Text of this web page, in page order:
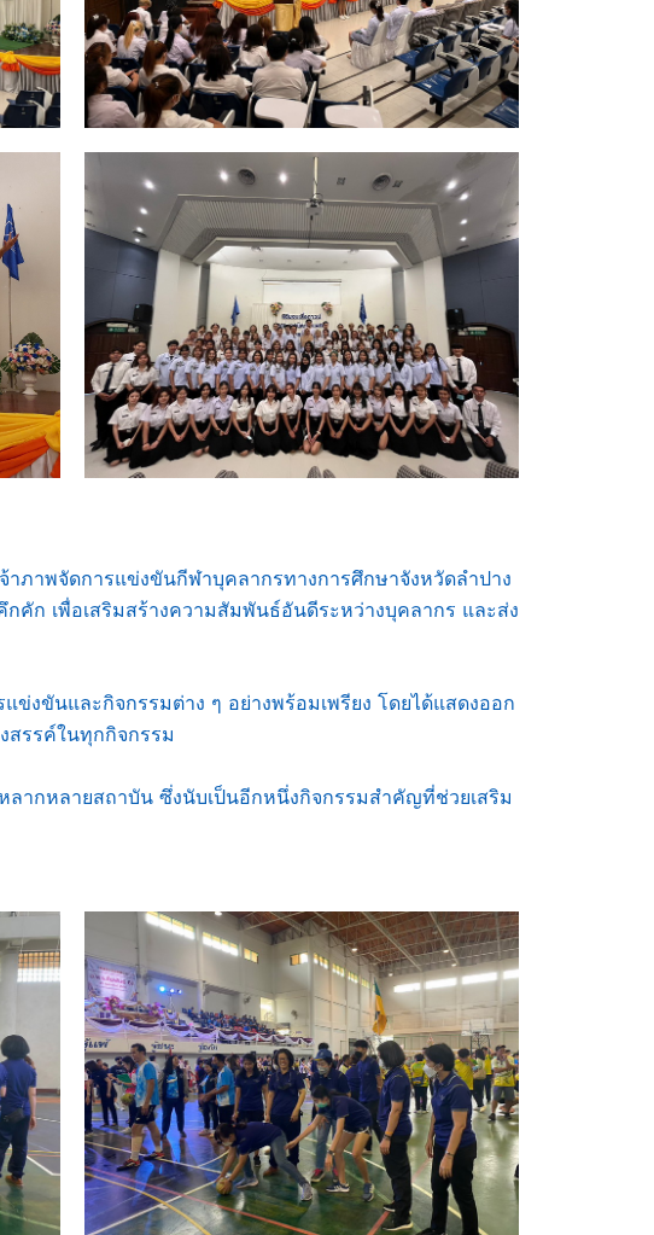
าพจัดการแข่งขันกีฬาบุคลากรทางการศึกษาจังหวัดลำปาง
คัก เพื่อเสริมสร้างความสัมพันธ์อันดีระหว่างบุคลากร และส่ง
ขันและกิจกรรมต่าง ๆ อย่างพร้อมเพรียง โดยได้แสดงออก
รรค์ในทุกกิจกรรม
กหลายสถาบัน ซึ่งนับเป็นอีกหนึ่งกิจกรรมสำคัญที่ช่วยเสริม